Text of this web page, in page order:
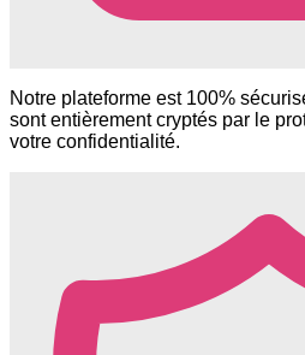
Notre plateforme est 100%
sont entièrement cryptés par le
votre confidentialité.